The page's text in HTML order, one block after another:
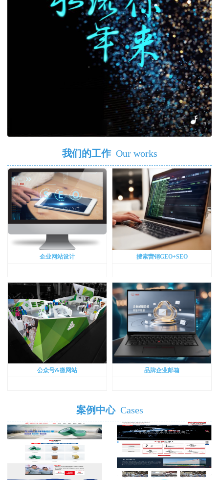
我们的工作 Our works
企业网站设计 搜索营销GEO+SEO
公众号&微网站 品牌企业邮箱
案例中心 Cases